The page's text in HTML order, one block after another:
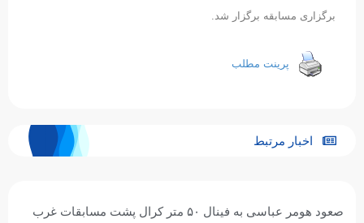
برگزارى مسابقه برگزار شد.
پرینت مطلب
اخبار مرتبط
صعود هومر عباسی به فینال ۵۰ متر کرال پشت مسابقات غرب